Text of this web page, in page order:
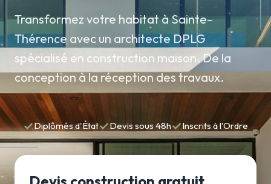
Transformez votre habitat à Sainte-
Thérence avec un architecte DPLG
spécialisé en construction maison. De la
conception à la réception des travaux.
✓Diplômés d'État✓Devis sous 48h✓Inscrits à l'Ordre